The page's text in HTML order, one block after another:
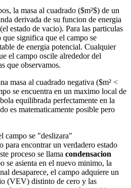
la masa al cuadrado ($m²$) de un
derivada de su funcion de energia
estado de vacio). Para las particulas
que significa que el campo se
de energia potencial. Cualquier
el campo oscile alrededor del
que observamos.
masa al cuadrado negativa ($m² <
se encuentra en un maximo local de
equilibrada perfectamente en la
es matematicamente posible pero
campo se "deslizara"
para encontrar un verdadero estado
proceso se llama condensacion
se asienta en el nuevo minimo, la
desaparece, el campo adquiere un
(VEV) distinto de cero y las